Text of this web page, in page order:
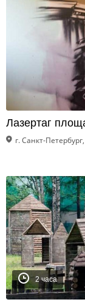
Лазертаг
г. Санкт-
2 часа